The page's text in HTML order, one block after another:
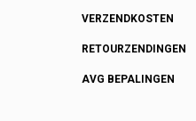
VERZENDKOSTEN
RETOURZENDINGEN
AVG BEPALINGEN